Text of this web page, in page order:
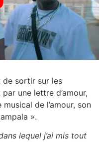
de sortir sur les
une lettre d’amour,
de l’amour, son
».
lequel j’ai mis tout